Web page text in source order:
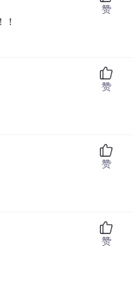
赞
赞
赞
赞